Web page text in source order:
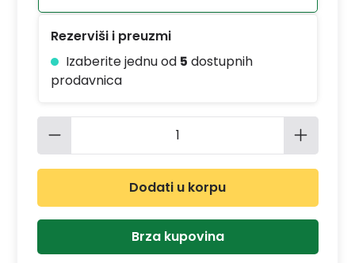
Rezerviši i preuzmi
Izaberite jednu od 5 dostupnih
prodavnica
Količina proizvoda: Unesite
Dodati u korpu
Brza kupovina